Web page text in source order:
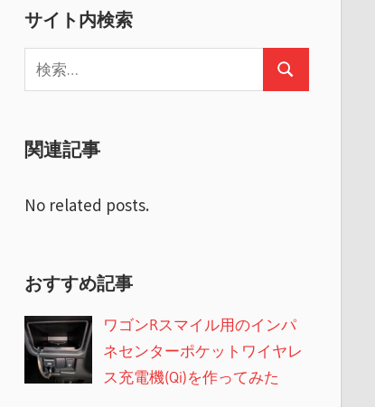
サイト内検索
索:
検
関連記事
No related posts.
おすすめ記事
ワゴンRスマイル用のインパ
ネセンターポケットワイヤレ
ス充電機(Qi)を作ってみた